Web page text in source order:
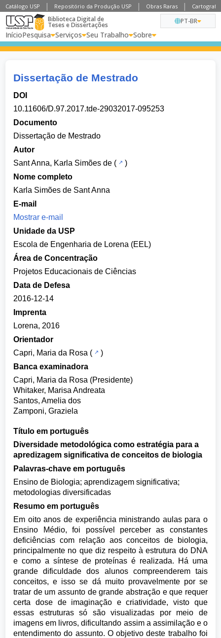
Catálogo USP Repositório da Produção USP Obras Raras
Biblioteca Digital de
Teses e Dissertações
InícioPesquisa Serviços Seu Trabalho Sobre
PT-BR
Dissertação de Mestrado
DOI
10.11606/D.97.2017.tde-29032017-095253
Documento
Dissertação de Mestrado
Autor
Sant Anna, Karla Simões de (
)
Nome completo
Karla Simões de Sant Anna
E-mail
Mostrar e-mail
Unidade da USP
Escola de Engenharia de Lorena (EEL)
Área de Concentração
Projetos Educacionais de Ciências
Data de Defesa
2016-12-14
Imprenta
Lorena, 2016
Orientador
Capri, Maria da Rosa (
)
Banca examinadora
Capri, Maria da Rosa (Presidente)
Whitaker, Marisa Andreata
Santos, Amelia dos
Zamponi, Graziela
Título em português
Diversidade metodológica como estratégia para a
apredizagem significativa de conceitos de biologia
Palavras-chave em português
Ensino de Biologia; aprendizagem significativa;
metodologias diversificadas
Resumo em português
Em oito anos de experiência ministrando aulas para o
Ensino Médio, foi possível perceber as constantes
deficiências com relação aos conceitos de biologia,
principalmente no que diz respeito à estrutura do DNA
e como a síntese de proteínas é realizada. Há uma
grande dificuldade dos alunos compreenderem tais
conceitos, e isso se dá muito provavelmente por se
tratar de um assunto de grande abstração e que requer
certa dose de imaginação e criatividade, visto que
essas estruturas só são visualizadas por meio de
imagens em livros, dificultando assim a assimilação e o
entendimento do assunto. O objetivo deste trabalho foi